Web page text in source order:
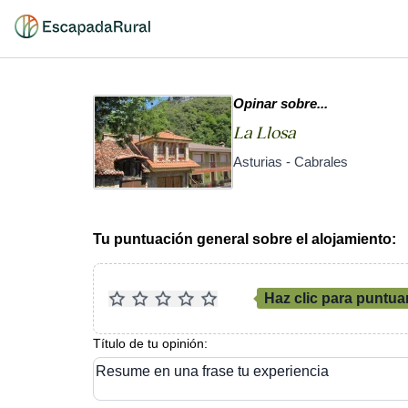
Opinar sobre...
La Llosa
Asturias - Cabrales
Tu puntuación general sobre el alojamiento:
Haz clic para
Título de tu opinión:
Resume en una frase tu experiencia